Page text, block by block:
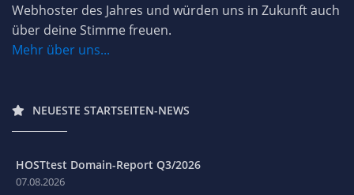
Webhoster des Jahres und würden uns in Zukunft auch
über deine Stimme freuen.
Mehr über uns...
NEUESTE STARTSEITEN-NEWS
HOSTtest Domain-Report Q3/2026
07.08.2026